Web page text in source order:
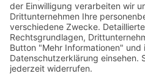
Ein gezieltes Training der
Fahrtechnik stärkt die
das Motorrad, reduziert
Unfallrisiken und schafft mehr
Sicherheit in
auch auf anspruchsvolleren